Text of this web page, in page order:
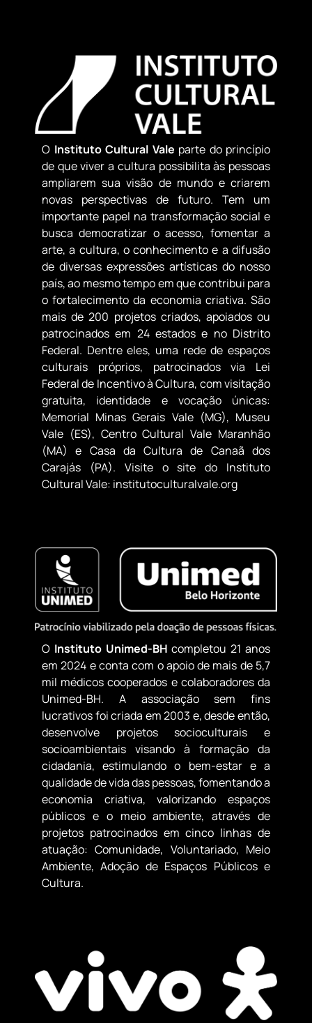
O Instituto Cultural Vale parte do princípio
de que viver a cultura possibilita às pessoas
ampliarem sua visão de mundo e criarem
novas perspectivas de futuro. Tem um
importante papel na transformação social e
busca democratizar o acesso, fomentar a
arte, a cultura, o conhecimento e a difusão
de diversas expressões artísticas do nosso
país, ao mesmo tempo em que contribui para
o fortalecimento da economia criativa. São
mais de 200 projetos criados, apoiados ou
patrocinados em 24 estados e no Distrito
Federal. Dentre eles, uma rede de espaços
culturais próprios, patrocinados via Lei
Federal de Incentivo à Cultura, com visitação
gratuita, identidade e vocação únicas:
Memorial Minas Gerais Vale (MG), Museu
Vale (ES), Centro Cultural Vale Maranhão
(MA) e Casa da Cultura de Canaã dos
Carajás (PA). Visite o site do Instituto
Cultural Vale: institutoculturalvale.org
O Instituto Unimed-BH completou 21 anos
em 2024 e conta com o apoio de mais de 5,7
mil médicos cooperados e colaboradores da
Unimed-BH. A associação sem fins
lucrativos foi criada em 2003 e, desde então,
desenvolve projetos socioculturais e
socioambientais visando à formação da
cidadania, estimulando o bem-estar e a
qualidade de vida das pessoas, fomentando a
economia criativa, valorizando espaços
públicos e o meio ambiente, através de
projetos patrocinados em cinco linhas de
atuação: Comunidade, Voluntariado, Meio
Ambiente, Adoção de Espaços Públicos e
Cultura.